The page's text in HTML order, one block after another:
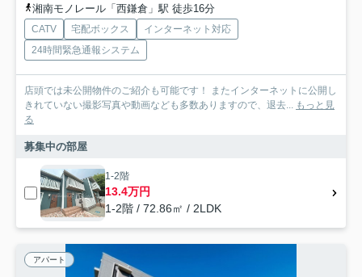
湘南モノレール「西鎌倉」駅 徒歩16分
CATV 宅配ボックス
インターネット対応
24時間緊急通報システム
店頭では未公開物件のご紹介も可能です！ またインターネットに公開し
きれていない撮影写真や動画なども多数ありますので、退去... もっと見
る
募集中の部屋
1-2階
13.4万円
1-2階 / 72.86㎡ / 2LDK
アパート